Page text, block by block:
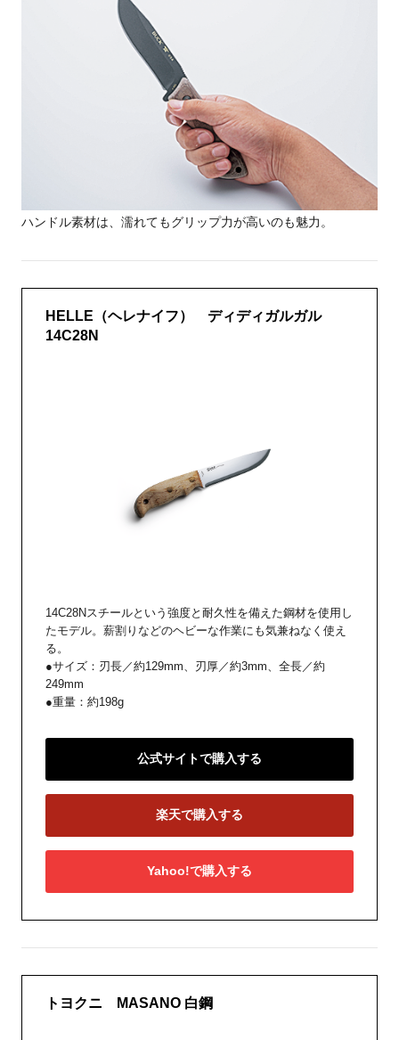
ハンドル素材は、濡れてもグリップ力が高いのも魅力。
HELLE（ヘレナイフ） ディディガルガル
14C28N
14C28Nスチールという強度と耐久性を備えた鋼材を使用し
たモデル。薪割りなどのヘビーな作業にも気兼ねなく使え
る。
●サイズ：刃長／約129mm、刃厚／約3mm、全長／約
249mm
●重量：約198g
公式サイトで購入する
楽天で購入する
Yahoo!で購入する
トヨクニ MASANO 白鋼